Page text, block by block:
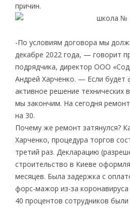
причин.
-По условиям договора мы
декабре 2022 года, — говорит
подрядчика, директор ООО
Андрей Харченко. — Если будет
активное решение технических
мы закончим. На сегодня
на 30.
Почему же ремонт затянулся?
Харченко, процедура торгов
третий раз. Декларацию
строительство в Киеве
месяцев. Была задержка с
форс-мажор из-за
40 процентов сотрудников